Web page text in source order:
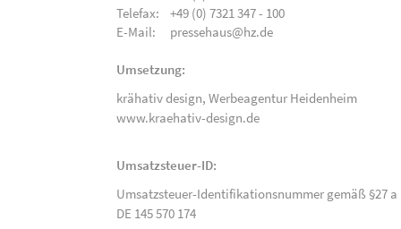
Telefax:
+49 (0) 7321 347 - 100
E-Mail:
pressehaus@hz.de
Umsetzung:
krähativ design, Werbeagentur Heidenheim
www.kraehativ-design.de
Umsatzsteuer-ID:
Umsatzsteuer-Identifikationsnummer gemäß §27 a
DE 145 570 174